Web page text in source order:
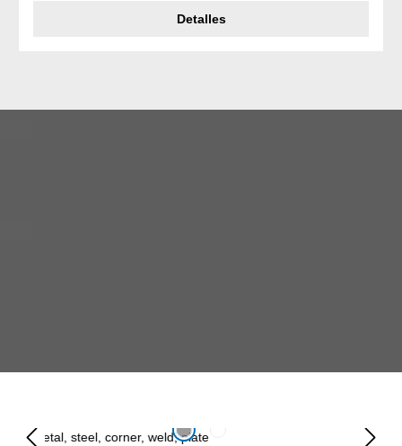
Detalles
Omitir galería de imágenes